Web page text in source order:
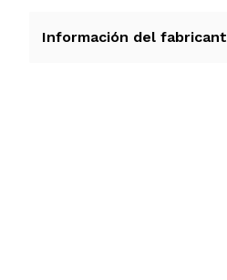
Información del